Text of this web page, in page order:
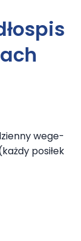
wege-
posiłek